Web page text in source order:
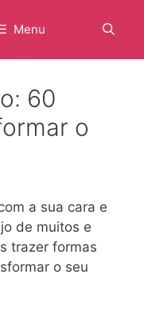
Menu
60
o
a sua cara e
de muitos e
trazer formas
o seu